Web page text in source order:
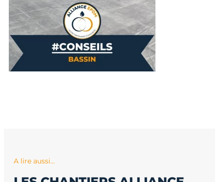
A lire aussi...